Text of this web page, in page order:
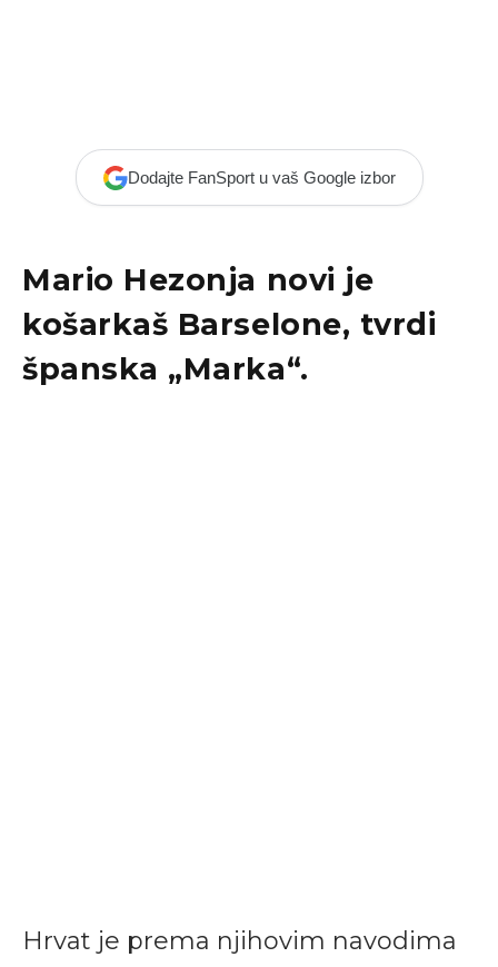
Dodajte FanSport u vaš Google izbor
Mario Hezonja novi je
košarkaš Barselone, tvrdi
španska „Marka“.
Hrvat je prema njihovim navodima